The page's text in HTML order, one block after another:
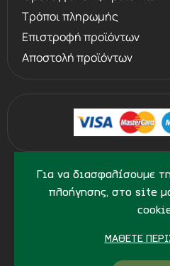
Για να διασφαλίσουμε
πλοήγησης, στο site
ΜΆΘΕΤΕ
έχει
Πάγκο
από
κώνους
Τρόποι πληρωμής
Επιστροφή προϊόντων
Αποστολή προϊόντων
© 2013 - 2026